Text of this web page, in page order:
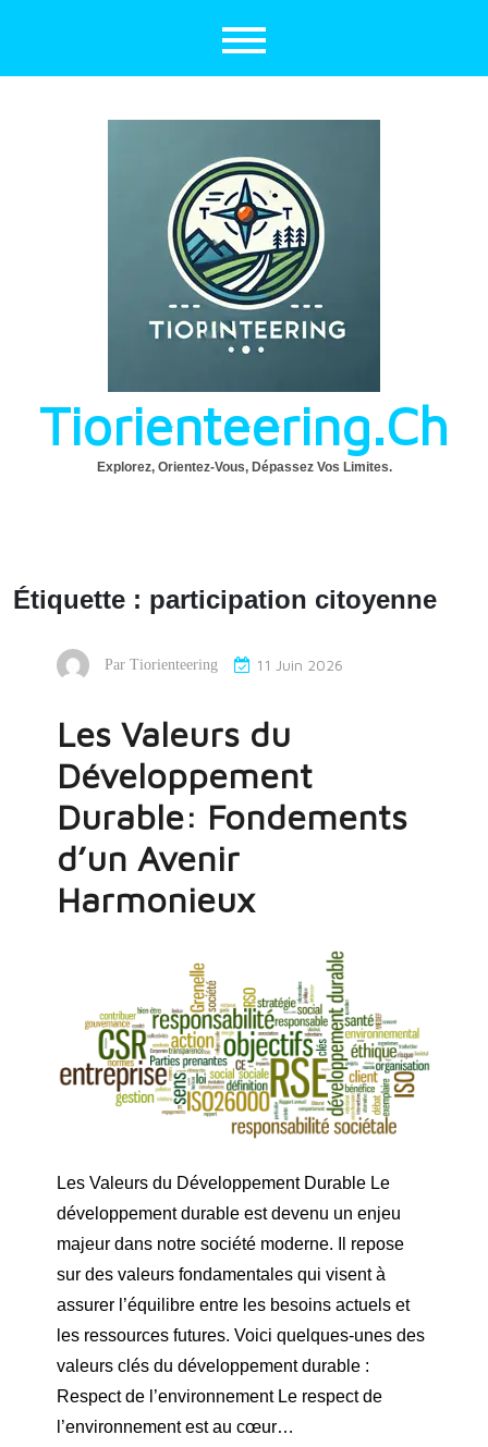
Tiorienteering.ch
Explorez, Orientez-Vous, Dépassez Vos Limites.
Étiquette : participation citoyenne
Par Tiorienteering 11 Juin 2026
Les Valeurs du
Développement
Durable: Fondements
d’un Avenir
Harmonieux
Les Valeurs du Développement Durable Le
développement durable est devenu un enjeu
majeur dans notre société moderne. Il repose
sur des valeurs fondamentales qui visent à
assurer l’équilibre entre les besoins actuels et
les ressources futures. Voici quelques-unes des
valeurs clés du développement durable :
Respect de l’environnement Le respect de
l’environnement est au cœur…